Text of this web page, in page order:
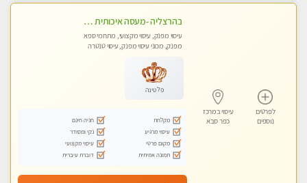
לפרטים
נוספים
עיסוי במרכז
כפר סבא
בהרצליה -מעסה איכותית מקצועית ומפנקת
עיסוי מפנק, עיסוי מקצועי, מתחמי ספא
מפנק, מכוני עיסוי מפנק, עיסוי טנטרה
פלטינה
מקלחת
חניה חינם
עיסוי מרגיע
נקי ומסודר
מקום פרטי
עיסוי מקצועי
תמונה אמיתית
דוברת עיברית